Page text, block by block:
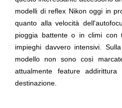
modelli di reflex Nikon oggi in
quanto alla velocità
pioggia battente o in climi con
impieghi davvero intensivi.
modello non sono così
attualmente feature
destinazione.